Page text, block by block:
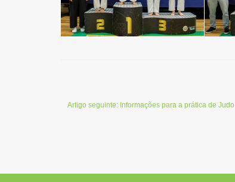
Artigo seguinte: Informações para a prática de Judo